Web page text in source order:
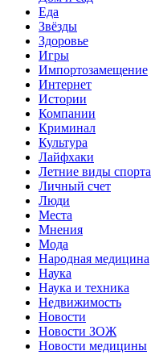
Еда
Звёзды
Здоровье
Игры
Импортозамещение
Интернет
Истории
Компании
Криминал
Культура
Лайфхаки
Летние виды спорта
Личный счет
Люди
Места
Мнения
Мода
Народная медицина
Наука
Наука и техника
Недвижимость
Новости
Новости ЗОЖ
Новости медицины